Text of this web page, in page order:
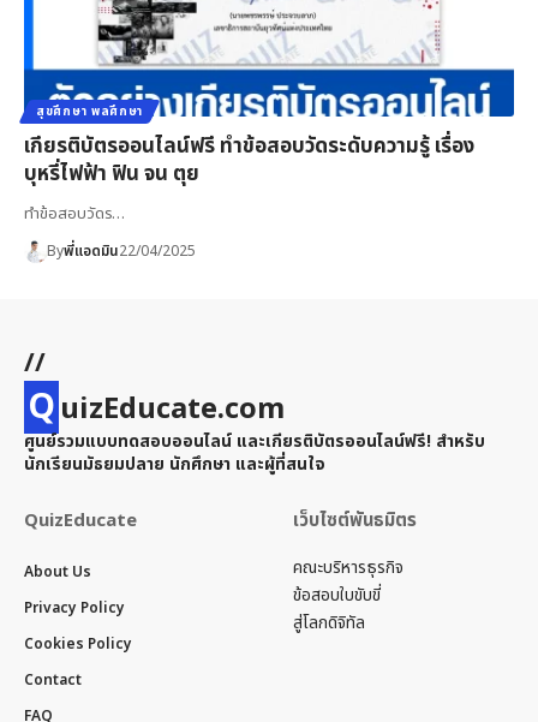
สุขศึกษา พลศึกษา
เกียรติบัตรออนไลน์ฟรี ทำข้อสอบวัดระดับความรู้ เรื่อง
บุหรี่ไฟฟ้า ฟิน จน ตุย
ทำข้อสอบวัดร…
Byพี่แอดมิน22/04/2025
//
QuizEducate.com
ศูนย์รวมแบบทดสอบออนไลน์ และเกียรติบัตรออนไลน์ฟรี! สำหรับ
นักเรียนมัธยมปลาย นักศึกษา และผู้ที่สนใจ
QuizEducate
About Us
Privacy Policy
Cookies Policy
Contact
FAQ
เว็บไซต์พันธมิตร
คณะบริหารธุรกิจ
ข้อสอบใบขับขี่
สู่โลกดิจิทัล